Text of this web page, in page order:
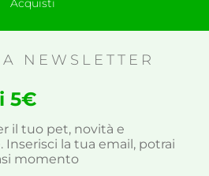
Acquisti
NEWSLETTER
5€
il tuo pet, novità e
Inserisci la tua email, potrai
momento